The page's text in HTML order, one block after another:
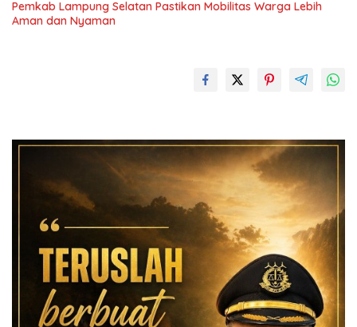
Pemkab Lampung Selatan Pastikan Mobilitas Warga Lebih
Aman dan Nyaman